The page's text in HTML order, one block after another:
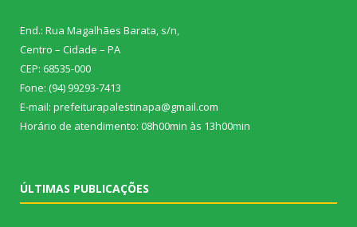
End.: Rua Magalhães Barata, s/n,
Centro – Cidade – PA
CEP: 68535-000
Fone: (94) 99293-7413
E-mail: prefeiturapalestinapa@gmail.com
Horário de atendimento: 08h00min às 13h00min
ÚLTIMAS PUBLICAÇÕES